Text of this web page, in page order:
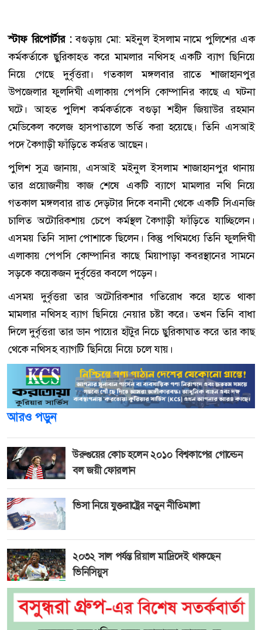
স্টাফ রিপোর্টার :বগুড়ায় মো: মইনুল ইসলাম নামে পুলিশের এক
কর্মকর্তাকে ছুরিকাহত করে মামলার নথিসহ একটি ব্যাগ ছিনিয়ে
নিয়ে গেছে দুর্বৃত্তরা। গতকাল মঙ্গলবার রাতে শাজাহানপুর
উপজেলার ফুলদিঘী এলাকায় পেপসি কোম্পানির কাছে এ ঘটনা
ঘটে। আহত পুলিশ কর্মকর্তাকে বগুড়া শহীদ জিয়াউর রহমান
মেডিকেল কলেজ হাসপাতালে ভর্তি করা হয়েছে। তিনি এসআই
পদে কৈগাড়ী ফাঁড়িতে কর্মরত আছেন।
পুলিশ সুত্র জানায়, এসআই মইনুল ইসলাম শাজাহানপুর থানায়
তার প্রয়োজনীয় কাজ শেষে একটি ব্যাগে মামলার নথি নিয়ে
গতকাল মঙ্গলবার রাত দেড়টার দিকে বনানী থেকে একটি সিএনজি
চালিত অটোরিকশায় চেপে কর্মস্থল কৈগাড়ী ফাঁড়িতে যাচ্ছিলেন।
এসময় তিনি সাদা পোশাকে ছিলেন। কিন্তু পথিমধ্যে তিনি ফুলদিঘী
এলাকায় পেপসি কোম্পানির কাছে মিয়াপাড়া কবরস্থানের সামনে
সড়কে কয়েকজন দুর্বৃত্তের কবলে পড়েন।
এসময় দুর্বৃত্তরা তার অটোরিকশার গতিরোধ করে হাতে থাকা
মামলার নথিসহ ব্যাগ ছিনিয়ে নেয়ার চষ্টা করে। তখন তিনি বাধা
দিলে দুর্বৃত্তরা তার ডান পায়ের হাঁটুর নিচে ছুরিকাঘাত করে তার কাছ
থেকে নথিসহ ব্যাগটি ছিনিয়ে নিয়ে চলে যায়।
আরও পড়ুন
উরুগুয়ের কোচ হলেন ২০১০ বিশ্বকাপের গোল্ডেন
বল জয়ী ফোরলান
ভিসা নিয়ে যুক্তরাষ্ট্রের নতুন নীতিমালা
২০৩২ সাল পর্যন্ত রিয়াল মাদ্রিদেই থাকছেন
ভিনিসিয়ুস